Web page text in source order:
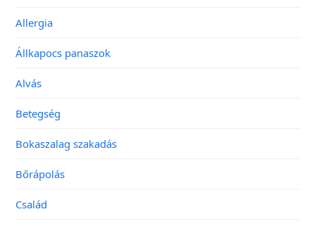
Allergia
Állkapocs panaszok
Alvás
Betegség
Bokaszalag szakadás
Bőrápolás
Család